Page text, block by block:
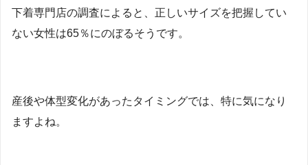
下着専門店の調査によると、正しいサイズを把握してい
ない女性は65％にのぼるそうです。
産後や体型変化があったタイミングでは、特に気になり
ますよね。